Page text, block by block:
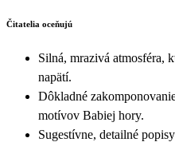
Čitatelia oceňujú
Silná, mrazivá atmosféra,
napätí.
Dôkladné
motívov Babiej hory.
Sugestívne, detailné